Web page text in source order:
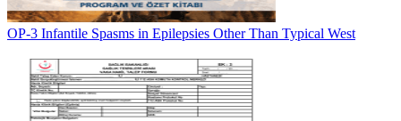
OP-3 Infantile Spasms in Epilepsies Other Than Typical West